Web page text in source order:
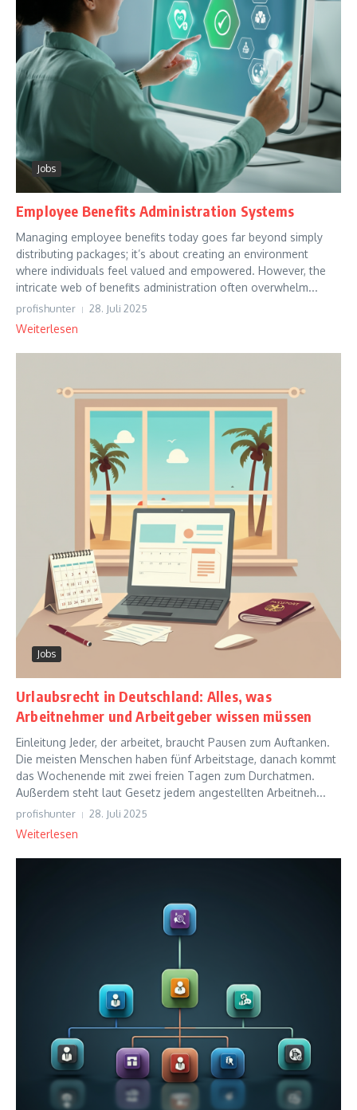
Jobs
Employee Benefits Administration Systems
Managing employee benefits today goes far beyond simply
distributing packages; it’s about creating an environment
where individuals feel valued and empowered. However, the
intricate web of benefits administration often overwhelm...
profishunter 28. Juli 2025
Weiterlesen
Jobs
Urlaubsrecht in Deutschland: Alles, was
Arbeitnehmer und Arbeitgeber wissen müssen
Einleitung Jeder, der arbeitet, braucht Pausen zum Auftanken.
Die meisten Menschen haben fünf Arbeitstage, danach kommt
das Wochenende mit zwei freien Tagen zum Durchatmen.
Außerdem steht laut Gesetz jedem angestellten Arbeitneh...
profishunter 28. Juli 2025
Weiterlesen